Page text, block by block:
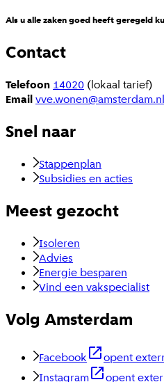
Als u alle zaken goed heeft geregeld
Contact
Telefoon 14020 (lokaal tarief)
Emailvve.wonen@amsterdam.nl
Snel naar
Stappenplan
Subsidies en acties
Meest gezocht
Isoleren
Advies
Energie besparen
Vind een vakspecialist
Volg Amsterdam
Facebook
opent
Instagram
opent